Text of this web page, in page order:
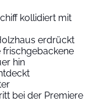
kollidiert mit
erdrückt
frischgebackene
hin
bei der Premiere